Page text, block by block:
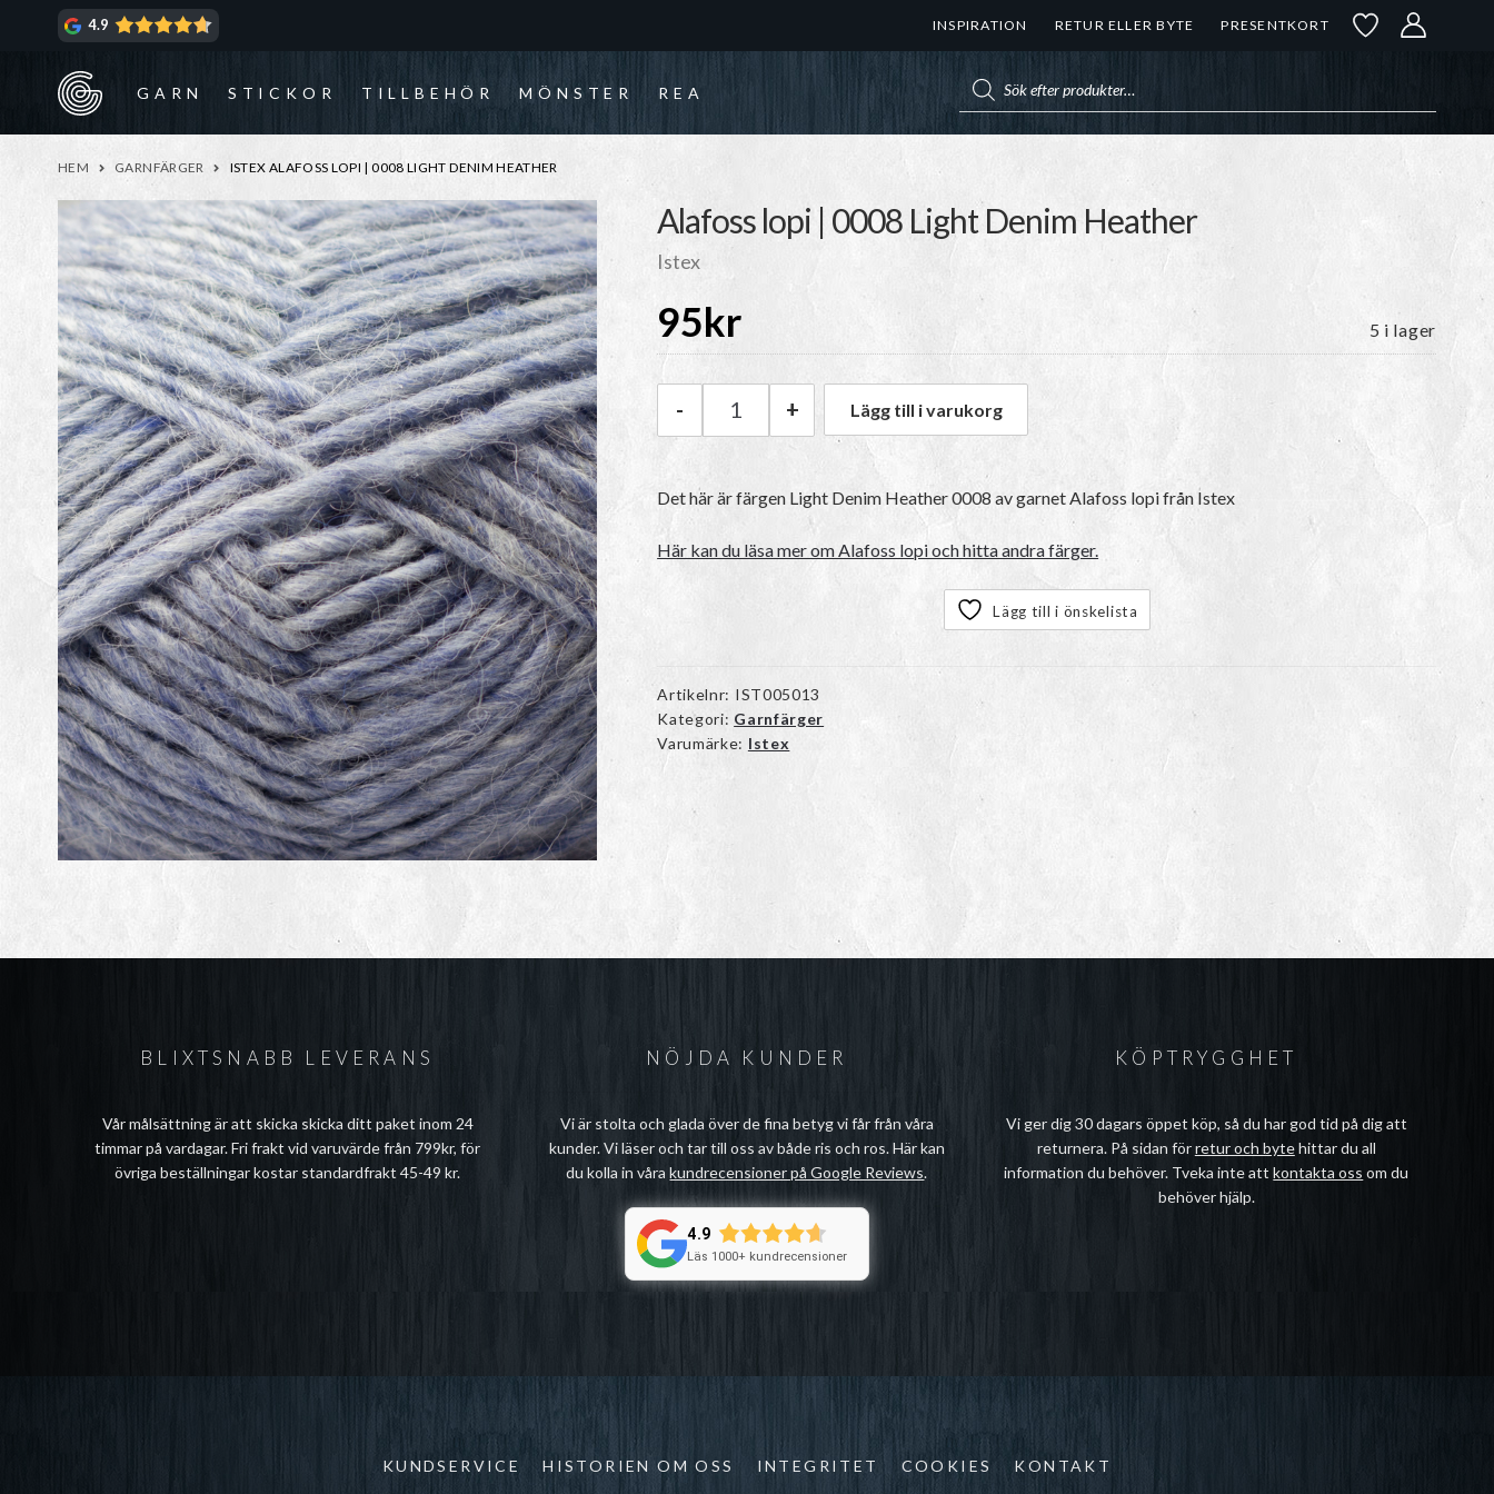
4.9 INSPIRATION RETUR ELLER BYTE PRESENTKORT
GARN STICKOR TILLBEHÖR MÖNSTER REA
HEM GARNFÄRGER ISTEX ALAFOSS LOPI | 0008 LIGHT DENIM HEATHER
Alafoss lopi | 0008 Light Denim Heather
Istex
95kr 5 i lager
Istex Alafoss lopi | 0008 Light Denim Heather mängd
- + Lägg till i varukorg
Det här är färgen Light Denim Heather 0008 av garnet Alafoss lopifrån Istex
Här kan du läsa mer om Alafoss lopi och hitta andra färger.
Lägg till i önskelista
Artikelnr: IST005013
Kategori: Garnfärger
Varumärke: Istex
BLIXTSNABB LEVERANS
Vår målsättning är att skicka skicka ditt paket inom 24
timmar på vardagar. Fri frakt vid varuvärde från 799kr, för
övriga beställningar kostar standardfrakt 45-49 kr.
NÖJDA KUNDER
Vi är stolta och glada över de fina betyg vi får från våra
kunder. Vi läser och tar till oss av både ris och ros. Här kan
du kolla in vårakundrecensioner på Google Reviews.
4.9
Läs 1000+ kundrecensioner
KÖPTRYGGHET
Vi ger dig 30 dagars öppet köp, så du har god tid på dig att
returnera. På sidan förretur och bytehittar du all
information du behöver. Tveka inte attkontakta oss om du
behöver hjälp.
KUNDSERVICE HISTORIEN OM OSS INTEGRITET COOKIES KONTAKT